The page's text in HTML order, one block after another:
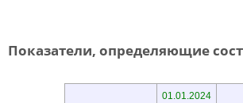
Показатели, определяющие
01.01.2024